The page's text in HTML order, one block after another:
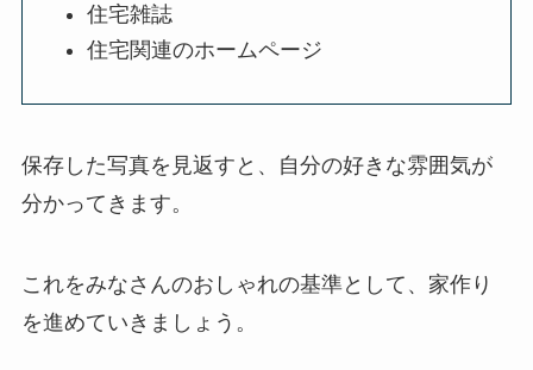
住宅雑誌
住宅関連のホームページ
保存した写真を見返すと、自分の好きな雰囲気が
分かってきます。
これをみなさんのおしゃれの基準として、家作り
を進めていきましょう。